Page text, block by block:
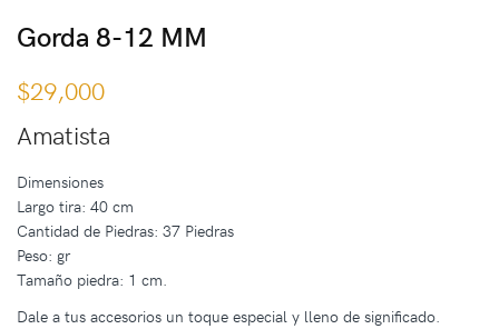
Gorda 8-12 MM
$29,000
Amatista
Dimensiones
Largo tira: 40 cm
Cantidad de Piedras: 37 Piedras
Peso: gr
Tamaño piedra: 1 cm.
Dale a tus accesorios un toque especial y lleno de significado.